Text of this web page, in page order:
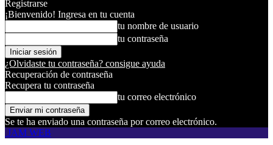
Registrarse
¡Bienvenido! Ingresa en tu cuenta
tu nombre de usuario
tu contraseña
¿Olvidaste tu contraseña? consigue ayuda
Recuperación de contraseña
Recupera tu contraseña
tu correo electrónico
Se te ha enviado una contraseña por correo electrónico.
JAM WEB